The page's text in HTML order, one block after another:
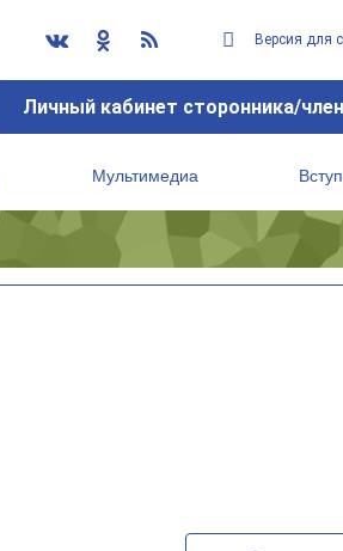
Версия для
Личный кабинет сторонника/
Мультимедиа